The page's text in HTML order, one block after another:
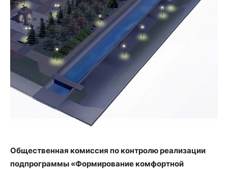
Общественная комиссия по контролю реализации
подпрограммы «Формирование комфортной